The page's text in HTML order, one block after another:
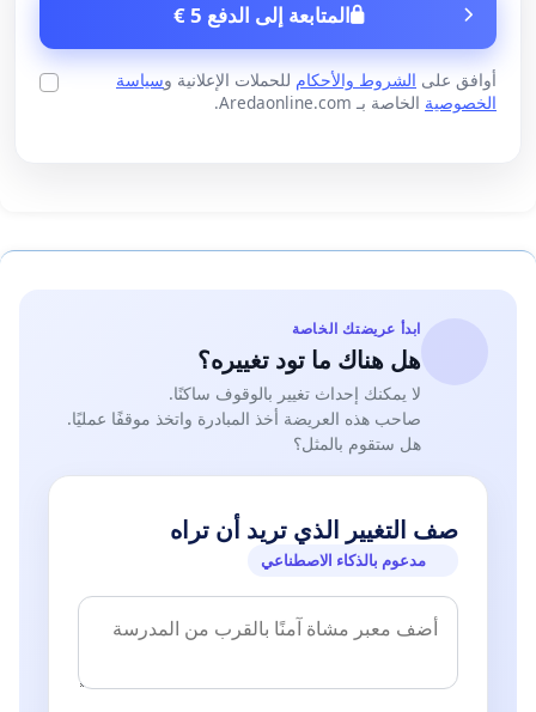
المتابعة إلى الدفع 5 €
أوافق على الشروط والأحكام للحملات الإعلانية وسياسة
الخصوصية الخاصة بـ Aredaonline.com.
ابدأ عريضتك الخاصة
هل هناك ما تود تغييره؟
لا يمكنك إحداث تغيير بالوقوف ساكنًا.
صاحب هذه العريضة أخذ المبادرة واتخذ موقفًا عمليًا.
هل ستقوم بالمثل؟
صف التغيير الذي تريد أن تراه
مدعوم بالذكاء الاصطناعي